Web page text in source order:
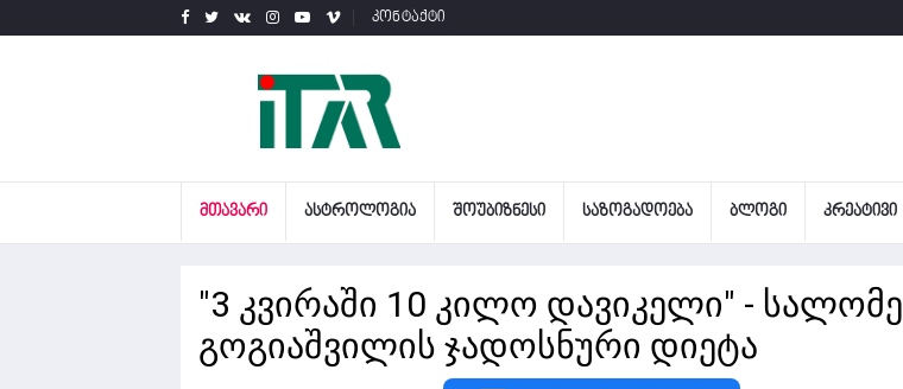
კონტაქტი
ᲛᲗᲐᲕᲐᲠᲘ ᲐᲡᲢᲠᲝᲚᲝᲒᲘᲐ ᲨᲝᲣᲑᲘᲖᲜᲔᲡᲘ ᲡᲐᲖᲝᲒᲐᲓᲝᲔᲑᲐ ᲑᲚᲝᲒᲘ ᲙᲠᲔᲐᲢᲘᲕᲘ
"3 კვირაში 10 კილო დავიკელი" - სალომე
გოგიაშვილის ჯადოსნური დიეტა